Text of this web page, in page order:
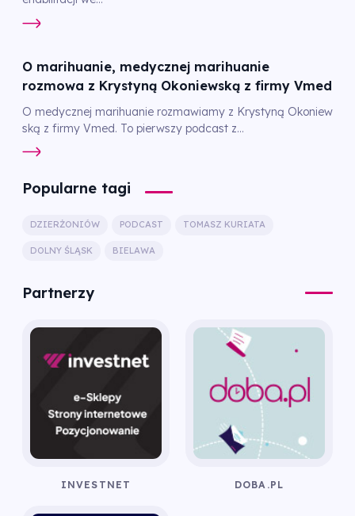
O marihuanie, medycznej marihuanie
rozmowa z Krystyną Okoniewską z firmy Vmed
O medycznej marihuanie rozmawiamy z Krystyną Okoniew
ską z firmy Vmed. To pierwszy podcast z...
Popularne tagi
DZIERŻONIÓW PODCAST TOMASZ KURIATA
DOLNY ŚLĄSK BIELAWA
Partnerzy
INVESTNET DOBA.PL